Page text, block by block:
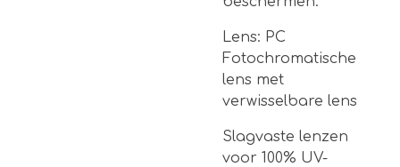
Lens: PC
Fotochromatische
lens met
verwisselbare lens
Slagvaste lenzen
voor 100% UV-